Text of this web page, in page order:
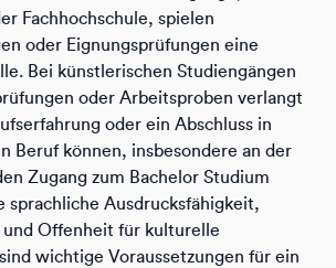
Fachhochschule, spielen
oder Eignungsprüfungen eine
Bei künstlerischen Studiengängen
oder Arbeitsproben verlangt
oder ein Abschluss in
Beruf können, insbesondere an der
Zugang zum Bachelor Studium
sprachliche Ausdrucksfähigkeit,
Offenheit für kulturelle
wichtige Voraussetzungen für ein